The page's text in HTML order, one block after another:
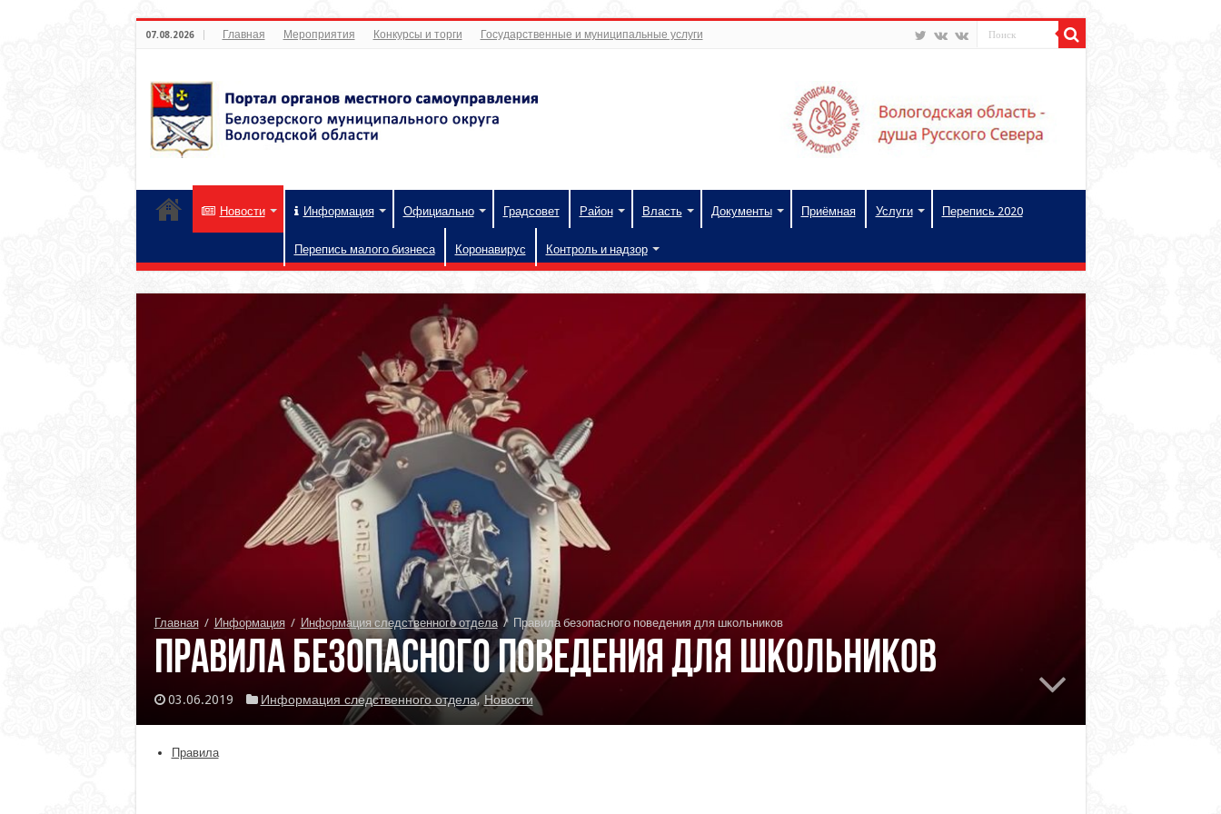
07.08.2026 Главная Мероприятия Конкурсы и торги Государственные и муниципальные услуги
Новости Информация Официально Градсовет Район Власть Документы Приёмная Услуги Перепись 2020
Перепись малого бизнеса Коронавирус Контроль и надзор
Главная / Информация / Информация следственного отдела / Правила безопасного поведения для школьников
Правила безопасного поведения для школьников
03.06.2019 Информация следственного отдела,Новости
Правила